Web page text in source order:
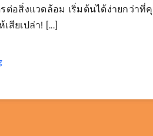
ต่อสิ่งแวดล้อม เริ่มต้นได้ง่ายกว่า
สียเปล่า! [...]